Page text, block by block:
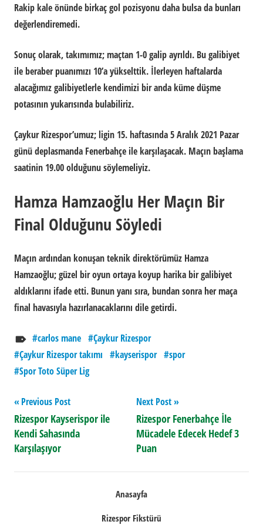
Rakip kale önünde birkaç gol pozisyonu daha bulsa da bunları
değerlendiremedi.
Sonuç olarak, takımımız; maçtan 1-0 galip ayrıldı. Bu galibiyet
ile beraber puanımızı 10’a yükselttik. İlerleyen haftalarda
alacağımız galibiyetlerle kendimizi bir anda küme düşme
potasının yukarısında bulabiliriz.
Çaykur Rizespor’umuz; ligin 15. haftasında 5 Aralık 2021 Pazar
günü deplasmanda Fenerbahçe ile karşılaşacak. Maçın başlama
saatinin 19.00 olduğunu söylemeliyiz.
Hamza Hamzaoğlu Her Maçın Bir
Final Olduğunu Söyledi
Maçın ardından konuşan teknik direktörümüz Hamza
Hamzaoğlu; güzel bir oyun ortaya koyup harika bir galibiyet
aldıklarını ifade etti. Bunun yanı sıra, bundan sonra her maça
final havasıyla hazırlanacaklarını dile getirdi.
carlos mane
Çaykur Rizespor
Çaykur Rizespor takımı
kayserispor
spor
Spor Toto Süper Lig
Yazı
gezinmesi
Previous Post
Rizespor Kayserispor ile
Kendi Sahasında
Karşılaşıyor
Next Post
Rizespor Fenerbahçe İle
Mücadele Edecek Hedef 3
Puan
Anasayfa
Rizespor Fikstürü